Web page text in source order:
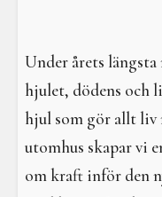
I en galen värld
Galdrar
Aktiviteter
Under årets
hjulet, dödens och
hjul som gör allt liv
utomhus skapar vi
om kraft inför den